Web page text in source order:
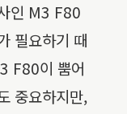
인 M3 F80
필요하기 때
F80이 뿜어
중요하지만,